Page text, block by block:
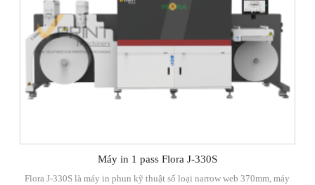
Máy in 1 pass Flora J-330S
Flora J-330S là máy in phun kỹ thuật số loại narrow web 370mm, máy